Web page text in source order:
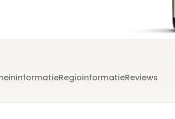
RegioinformatieReviews